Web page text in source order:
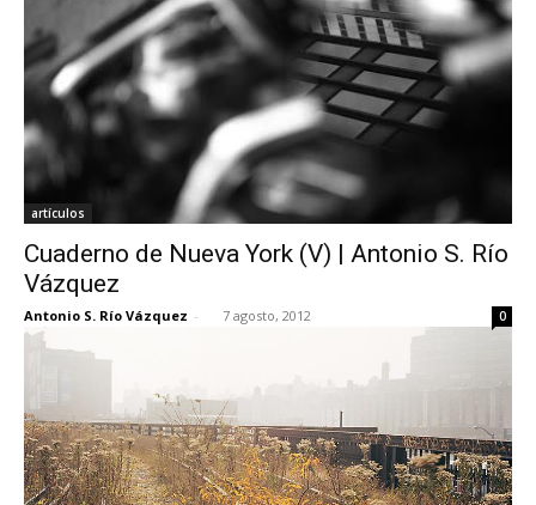
artículos
Cuaderno de Nueva York (V) | Antonio S. Río
Vázquez
Antonio S. Río Vázquez - 7 agosto, 2012 0